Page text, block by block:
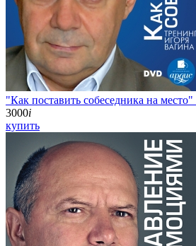
"Как поставить собеседника на
3000i
купить